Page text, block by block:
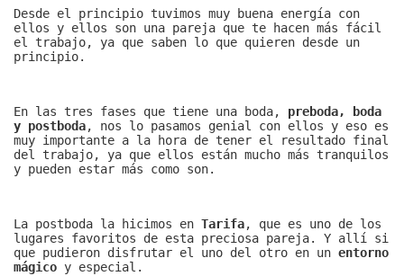
Desde el principio tuvimos muy buena energía con
ellos y ellos son una pareja que te hacen más fácil
el trabajo, ya que saben lo que quieren desde un
principio.
En las tres fases que tiene una boda, preboda, boda
y postboda, nos lo pasamos genial con ellos y eso es
muy importante a la hora de tener el resultado final
del trabajo, ya que ellos están mucho más tranquilos
y pueden estar más como son.
La postboda la hicimos en Tarifa, que es uno de los
lugares favoritos de esta preciosa pareja. Y allí si
que pudieron disfrutar el uno del otro en un entorno
mágico y especial.